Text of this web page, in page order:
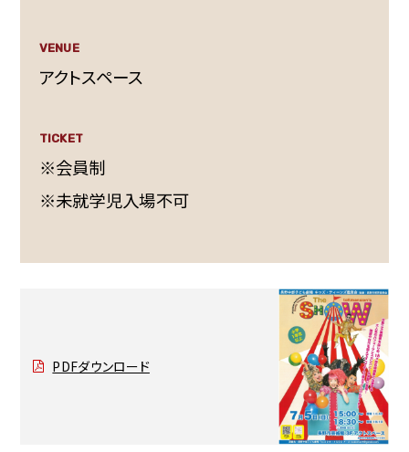
VENUE
アクトスペース
TICKET
※会員制
※未就学児入場不可
PDFダウンロード